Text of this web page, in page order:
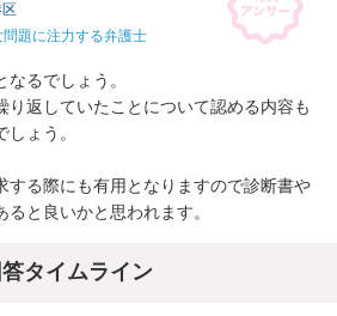
題に注力する弁護士
るでしょう。
り返していたことについて認める内容も
ょう。
する際にも有用となりますので診断書や
と良いかと思われます。
タイムライン